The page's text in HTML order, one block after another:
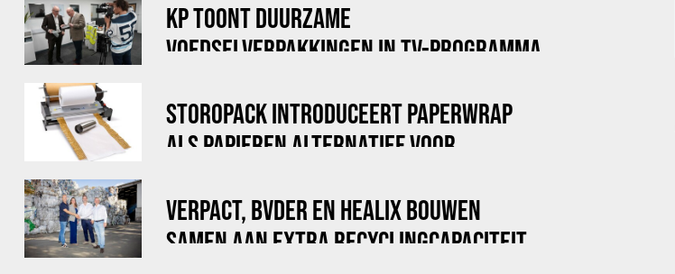
KP TOONT DUURZAME
VOEDSELVERPAKKINGEN IN TV-PROGRAMMA
STOROPACK INTRODUCEERT PAPERWRAP
ALS PAPIEREN ALTERNATIEF VOOR
VERPACT, BVDER EN HEALIX BOUWEN
SAMEN AAN EXTRA RECYCLINGCAPACITEIT